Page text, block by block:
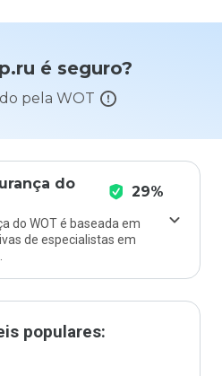
é seguro?
pela WOT
do
29%
do WOT é baseada em
de especialistas em
populares: